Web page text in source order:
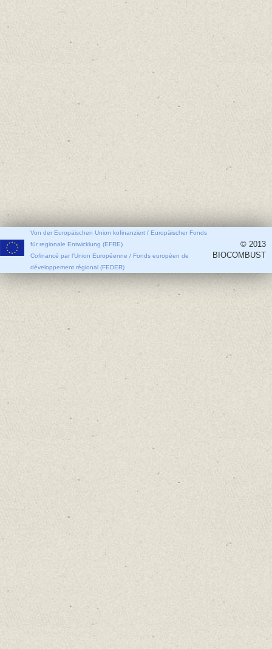
Von der Europäischen Union kofinanziert / Europäischer Fonds
für regionale Entwicklung (EFRE)
Cofinancé par l'Union Européenne / Fonds européen de
développement régional (FEDER)
© 2013
BIOCOMBUST